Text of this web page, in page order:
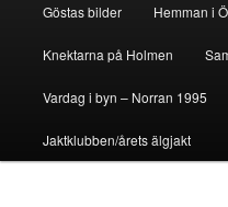
huvudinnehåll
Göstas bilder Hemman i
Knektarna på Holmen
Vardag i byn – Norran 1995
Jaktklubben/årets älgjakt